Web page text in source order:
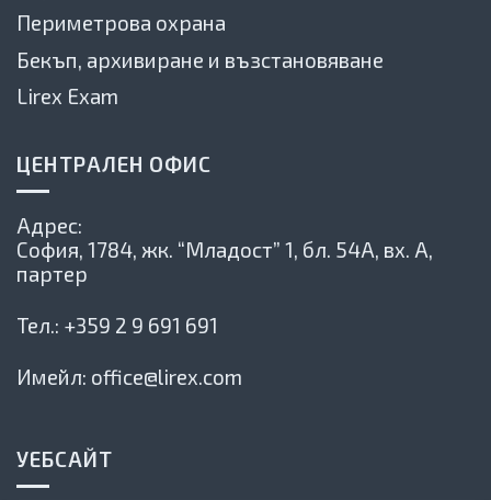
Периметрова охрана
Бекъп, архивиране и възстановяване
Lirex Exam
ЦЕНТРАЛЕН ОФИС
Адрес:
София, 1784, жк. “Младост” 1, бл. 54А, вх. А,
партер
Тел.: +359 2 9 691 691
Имейл: office@lirex.com
УЕБСАЙТ